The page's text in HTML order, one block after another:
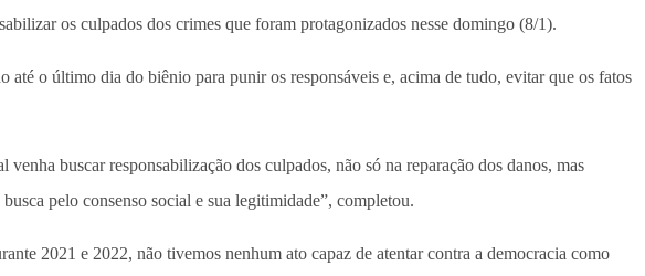
os culpados dos crimes que foram protagonizados nesse domingo (8/1).
o último dia do biênio para punir os responsáveis e, acima de tudo, evitar que os fatos
buscar responsabilização dos culpados, não só na reparação dos danos, mas
pelo consenso social e sua legitimidade”, completou.
2021 e 2022, não tivemos nenhum ato capaz de atentar contra a democracia como